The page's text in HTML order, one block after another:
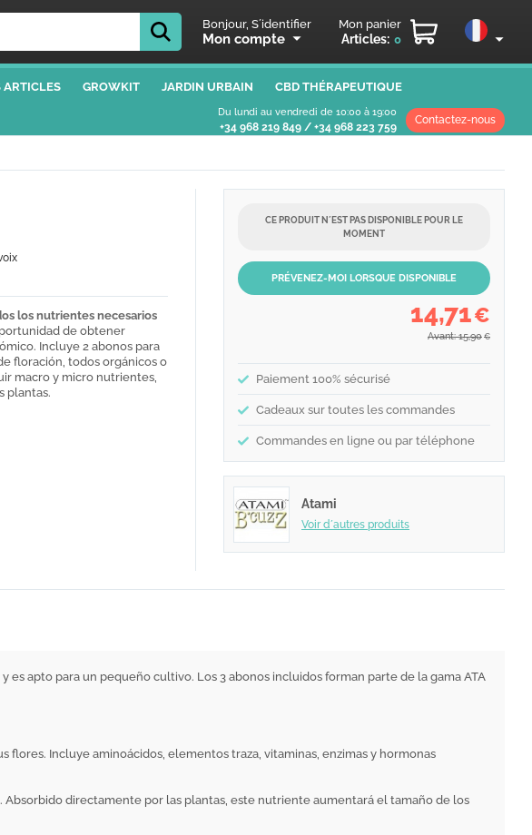
Bonjour, S´identifier
Mon compte
Mon panier
Articles: 0
ARTICLES GROWKIT JARDIN URBAIN CBD THÉRAPEUTIQUE
Du lundi au vendredi de 10:00 à 19:00
+34 968 219 849 / +34 968 223 759
Contactez-nous
los nutrientes necesarios
de obtener
Incluye 2 abonos para
floración, todos orgánicos o
macro y micro nutrientes,
plantas.
CE PRODUIT N´EST PAS DISPONIBLE POUR LE
MOMENT
PRÉVENEZ-MOI LORSQUE DISPONIBLE
14,71€
Avant: 15,90 €
Paiement 100% sécurisé
Cadeaux sur toutes les commandes
Commandes en ligne ou par téléphone
Atami
Voir d´autres produits
apto para un pequeño cultivo. Los 3 abonos incluidos forman parte de la gama ATA
Incluye aminoácidos, elementos traza, vitaminas, enzimas y hormonas
directamente por las plantas, este nutriente aumentará el tamaño de los